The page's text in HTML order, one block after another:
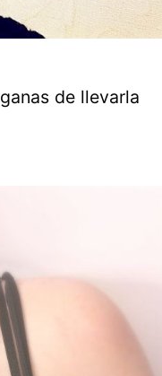
de llevarla